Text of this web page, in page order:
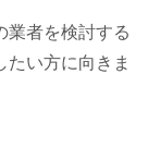
業者を検討する
い方に向きま